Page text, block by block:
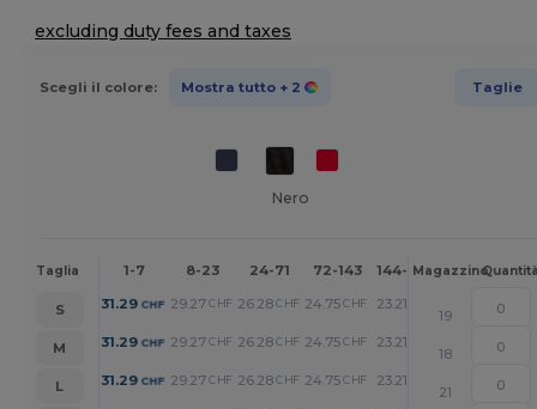
excluding duty fees and taxes
Scegli il colore: Mostra tutto + 2 Taglie
Nero
Taglia 1-7 8-23 24-71 72-143 144-287 288 +
Magazzino
S 31.29 CHF 29.27 CHF 26.28 CHF 24.75 CHF 23.21 CHF
19
M
31.29 CHF 29.27 CHF 26.28 CHF 24.75 CHF 23.21 CHF
18
L
31.29 CHF 29.27 CHF 26.28 CHF 24.75 CHF 23.21 CHF
21